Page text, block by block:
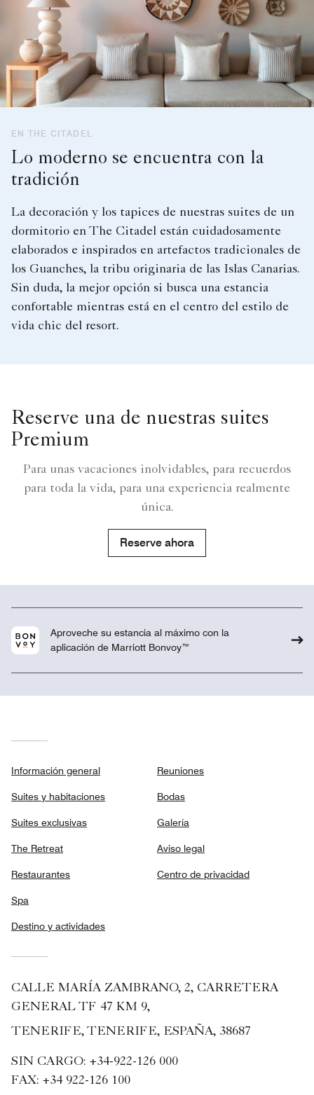
EN THE CITADEL
Lo moderno se encuentra con la
tradición
La decoración y los tapices de nuestras suites de un
dormitorio en The Citadel están cuidadosamente
elaborados e inspirados en artefactos tradicionales de
los Guanches, la tribu originaria de las Islas Canarias.
Sin duda, la mejor opción si busca una estancia
confortable mientras está en el centro del estilo de
vida chic del resort.
Reserve una de nuestras suites
Premium
Para unas vacaciones inolvidables, para recuerdos
para toda la vida, para una experiencia realmente
única.
Reserve ahora
Aproveche su estancia al máximo con la
aplicación de Marriott Bonvoy™
Información general
Suites y habitaciones
Suites exclusivas
The Retreat
Restaurantes
Spa
Destino y actividades
Reuniones
Bodas
Galería
Aviso legal
Centro de privacidad
CALLE MARÍA ZAMBRANO, 2, CARRETERA
GENERAL TF 47 KM 9,
TENERIFE, TENERIFE, ESPAÑA, 38687
SIN CARGO: +34-922-126 000
FAX: +34 922-126 100